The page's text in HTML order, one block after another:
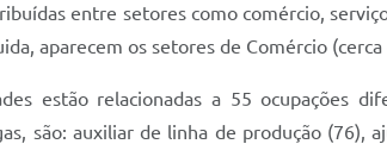
entre setores como comércio,
aparecem os setores de Comércio
estão relacionadas a 55 ocupações
são: auxiliar de linha de produção (76),